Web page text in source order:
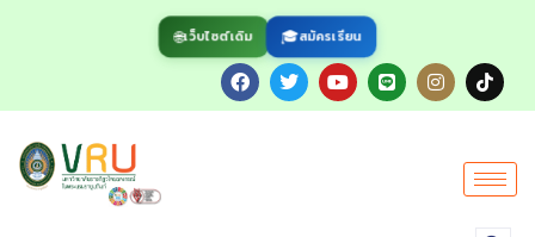
🌐เว็บไซต์เดิม 🎓สมัครเรียน